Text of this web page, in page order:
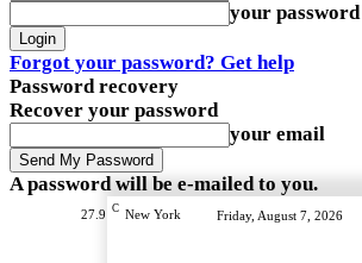
your password
Forgot your password? Get help
Password recovery
Recover your password
your email
A password will be e-mailed to you.
27.9 C New York Friday, August 7, 2026